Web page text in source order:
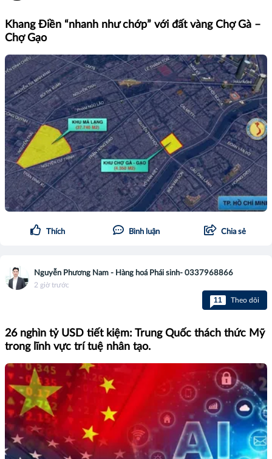
Khang Điền “nhanh như chớp” với đất vàng Chợ Gà –
Chợ Gạo
Thích Bình luận Chia sẻ
Nguyễn Phương Nam - Hàng hoá Phái sinh- 0337968866
2 giờ trước
11 Theo dõi
26 nghìn tỷ USD tiết kiệm: Trung Quốc thách thức Mỹ
trong lĩnh vực trí tuệ nhân tạo.